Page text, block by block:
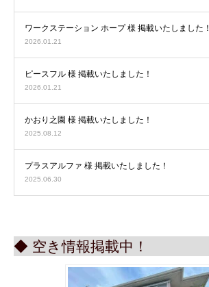
ワークステーション ホープ 様 掲載いたしました！
2026.01.21
ピースフル 様 掲載いたしました！
2026.01.21
かおり之園 様 掲載いたしました！
2025.08.12
プラスアルファ 様 掲載いたしました！
2025.06.30
◆ 空き情報掲載中！